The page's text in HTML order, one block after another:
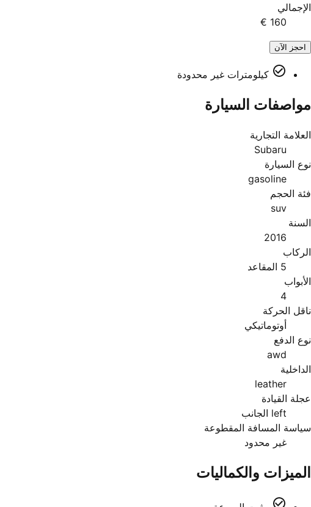
الإجمالي
160 €
احجز الآن
كيلومترات غير محدودة
مواصفات السيارة
العلامة التجارية
Subaru
نوع السيارة
gasoline
فئة الحجم
suv
السنة
2016
الركاب
5 المقاعد
الأبواب
4
ناقل الحركة
أوتوماتيكي
نوع الدفع
awd
الداخلية
leather
عجلة القيادة
left الجانب
سياسة المسافة المقطوعة
غير محدود
الميزات والكماليات